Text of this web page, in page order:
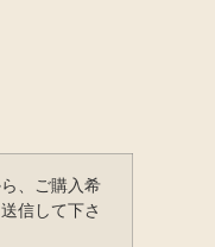
、ご購入希
信して下さ